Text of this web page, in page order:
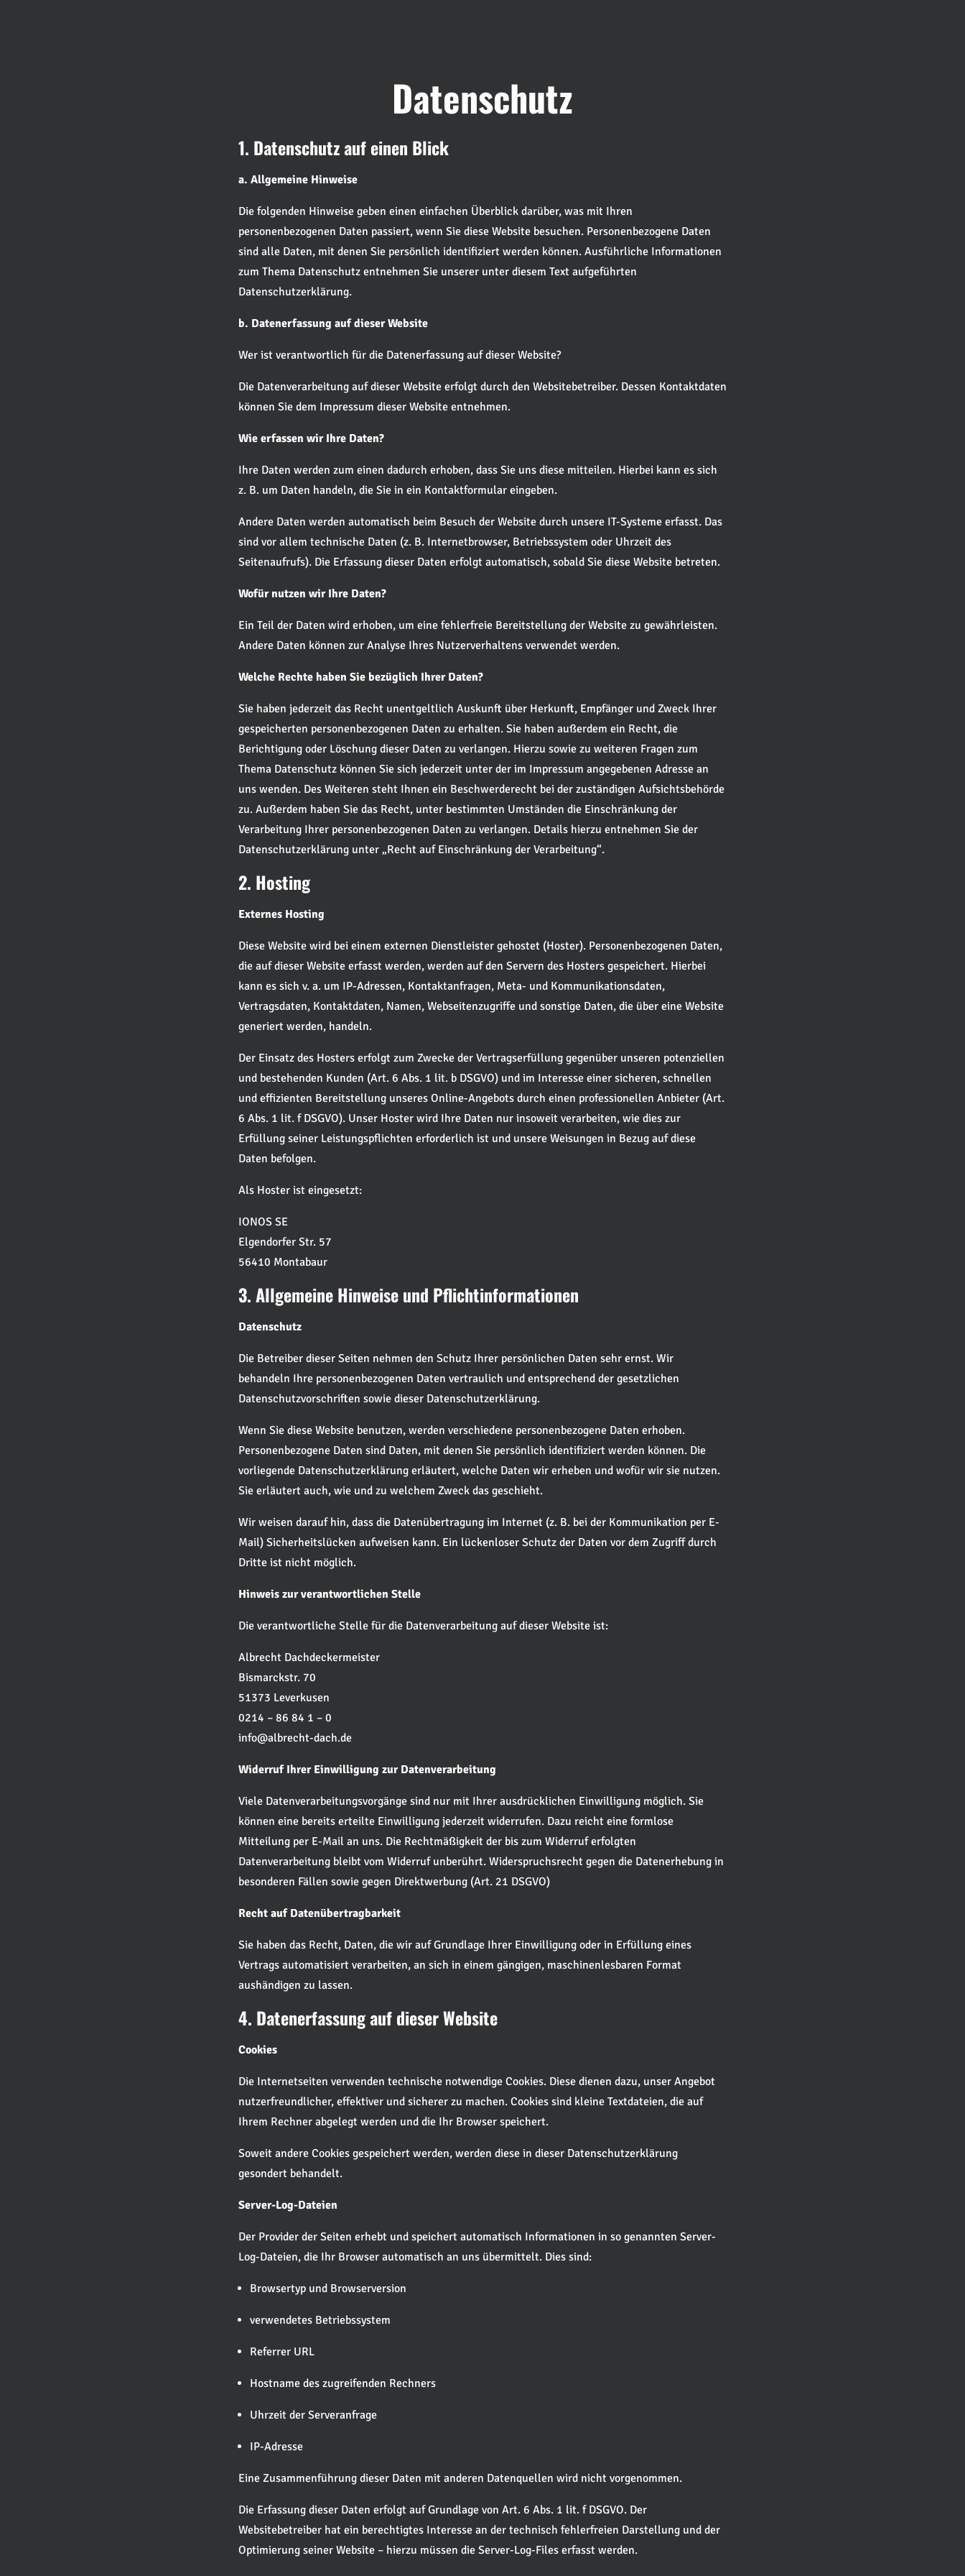
Datenschutz
1. Datenschutz auf einen Blick
a. Allgemeine Hinweise
Die folgenden Hinweise geben einen einfachen Überblick darüber, was mit Ihren
personenbezogenen Daten passiert, wenn Sie diese Website besuchen. Personenbezogene Daten
sind alle Daten, mit denen Sie persönlich identifiziert werden können. Ausführliche Informationen
zum Thema Datenschutz entnehmen Sie unserer unter diesem Text aufgeführten
Datenschutzerklärung.
b. Datenerfassung auf dieser Website
Wer ist verantwortlich für die Datenerfassung auf dieser Website?
Die Datenverarbeitung auf dieser Website erfolgt durch den Websitebetreiber. Dessen Kontaktdaten
können Sie dem Impressum dieser Website entnehmen.
Wie erfassen wir Ihre Daten?
Ihre Daten werden zum einen dadurch erhoben, dass Sie uns diese mitteilen. Hierbei kann es sich
z. B. um Daten handeln, die Sie in ein Kontaktformular eingeben.
Andere Daten werden automatisch beim Besuch der Website durch unsere IT-Systeme erfasst. Das
sind vor allem technische Daten (z. B. Internetbrowser, Betriebssystem oder Uhrzeit des
Seitenaufrufs). Die Erfassung dieser Daten erfolgt automatisch, sobald Sie diese Website betreten.
Wofür nutzen wir Ihre Daten?
Ein Teil der Daten wird erhoben, um eine fehlerfreie Bereitstellung der Website zu gewährleisten.
Andere Daten können zur Analyse Ihres Nutzerverhaltens verwendet werden.
Welche Rechte haben Sie bezüglich Ihrer Daten?
Sie haben jederzeit das Recht unentgeltlich Auskunft über Herkunft, Empfänger und Zweck Ihrer
gespeicherten personenbezogenen Daten zu erhalten. Sie haben außerdem ein Recht, die
Berichtigung oder Löschung dieser Daten zu verlangen. Hierzu sowie zu weiteren Fragen zum
Thema Datenschutz können Sie sich jederzeit unter der im Impressum angegebenen Adresse an
uns wenden. Des Weiteren steht Ihnen ein Beschwerderecht bei der zuständigen Aufsichtsbehörde
zu. Außerdem haben Sie das Recht, unter bestimmten Umständen die Einschränkung der
Verarbeitung Ihrer personenbezogenen Daten zu verlangen. Details hierzu entnehmen Sie der
Datenschutzerklärung unter „Recht auf Einschränkung der Verarbeitung“.
2. Hosting
Externes Hosting
Diese Website wird bei einem externen Dienstleister gehostet (Hoster). Personenbezogenen Daten,
die auf dieser Website erfasst werden, werden auf den Servern des Hosters gespeichert. Hierbei
kann es sich v. a. um IP-Adressen, Kontaktanfragen, Meta- und Kommunikationsdaten,
Vertragsdaten, Kontaktdaten, Namen, Webseitenzugriffe und sonstige Daten, die über eine Website
generiert werden, handeln.
Der Einsatz des Hosters erfolgt zum Zwecke der Vertragserfüllung gegenüber unseren potenziellen
und bestehenden Kunden (Art. 6 Abs. 1 lit. b DSGVO) und im Interesse einer sicheren, schnellen
und effizienten Bereitstellung unseres Online-Angebots durch einen professionellen Anbieter (Art.
6 Abs. 1 lit. f DSGVO). Unser Hoster wird Ihre Daten nur insoweit verarbeiten, wie dies zur
Erfüllung seiner Leistungspflichten erforderlich ist und unsere Weisungen in Bezug auf diese
Daten befolgen.
Als Hoster ist eingesetzt:
IONOS SE
Elgendorfer Str. 57
56410 Montabaur
3. Allgemeine Hinweise und Pflichtinformationen
Datenschutz
Die Betreiber dieser Seiten nehmen den Schutz Ihrer persönlichen Daten sehr ernst. Wir
behandeln Ihre personenbezogenen Daten vertraulich und entsprechend der gesetzlichen
Datenschutzvorschriften sowie dieser Datenschutzerklärung.
Wenn Sie diese Website benutzen, werden verschiedene personenbezogene Daten erhoben.
Personenbezogene Daten sind Daten, mit denen Sie persönlich identifiziert werden können. Die
vorliegende Datenschutzerklärung erläutert, welche Daten wir erheben und wofür wir sie nutzen.
Sie erläutert auch, wie und zu welchem Zweck das geschieht.
Wir weisen darauf hin, dass die Datenübertragung im Internet (z. B. bei der Kommunikation per E-
Mail) Sicherheitslücken aufweisen kann. Ein lückenloser Schutz der Daten vor dem Zugriff durch
Dritte ist nicht möglich.
Hinweis zur verantwortlichen Stelle
Die verantwortliche Stelle für die Datenverarbeitung auf dieser Website ist:
Albrecht Dachdeckermeister
Bismarckstr. 70
51373 Leverkusen
0214 – 86 84 1 – 0
info@albrecht-dach.de
Widerruf Ihrer Einwilligung zur Datenverarbeitung
Viele Datenverarbeitungsvorgänge sind nur mit Ihrer ausdrücklichen Einwilligung möglich. Sie
können eine bereits erteilte Einwilligung jederzeit widerrufen. Dazu reicht eine formlose
Mitteilung per E-Mail an uns. Die Rechtmäßigkeit der bis zum Widerruf erfolgten
Datenverarbeitung bleibt vom Widerruf unberührt. Widerspruchsrecht gegen die Datenerhebung in
besonderen Fällen sowie gegen Direktwerbung (Art. 21 DSGVO)
Recht auf Datenübertragbarkeit
Sie haben das Recht, Daten, die wir auf Grundlage Ihrer Einwilligung oder in Erfüllung eines
Vertrags automatisiert verarbeiten, an sich in einem gängigen, maschinenlesbaren Format
aushändigen zu lassen.
4. Datenerfassung auf dieser Website
Cookies
Die Internetseiten verwenden technische notwendige Cookies. Diese dienen dazu, unser Angebot
nutzerfreundlicher, effektiver und sicherer zu machen. Cookies sind kleine Textdateien, die auf
Ihrem Rechner abgelegt werden und die Ihr Browser speichert.
Soweit andere Cookies gespeichert werden, werden diese in dieser Datenschutzerklärung
gesondert behandelt.
Server-Log-Dateien
Der Provider der Seiten erhebt und speichert automatisch Informationen in so genannten Server-
Log-Dateien, die Ihr Browser automatisch an uns übermittelt. Dies sind:
Browsertyp und Browserversion
verwendetes Betriebssystem
Referrer URL
Hostname des zugreifenden Rechners
Uhrzeit der Serveranfrage
IP-Adresse
Eine Zusammenführung dieser Daten mit anderen Datenquellen wird nicht vorgenommen.
Die Erfassung dieser Daten erfolgt auf Grundlage von Art. 6 Abs. 1 lit. f DSGVO. Der
Websitebetreiber hat ein berechtigtes Interesse an der technisch fehlerfreien Darstellung und der
Optimierung seiner Website – hierzu müssen die Server-Log-Files erfasst werden.